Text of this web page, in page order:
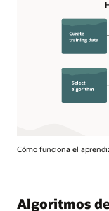
Cómo funciona el
Algoritmos